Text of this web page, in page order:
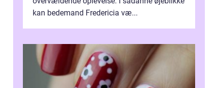
kan bedemand Fredericia væ...